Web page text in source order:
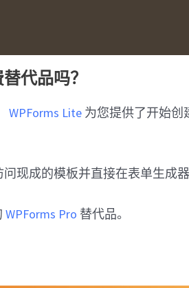
代品吗？
WPForms Lite 为您提供了开始创
现成的模板并直接在表单生成
WPForms Pro 替代品。